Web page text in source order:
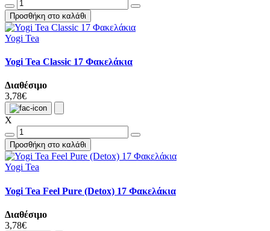
Προσθήκη στο καλάθι
Yogi Tea
Yogi Tea Classic 17 Φακελάκια
Διαθέσιμο
3,78€
X
Προσθήκη στο καλάθι
Yogi Tea
Yogi Tea Feel Pure (Detox) 17 Φακελάκια
Διαθέσιμο
3,78€